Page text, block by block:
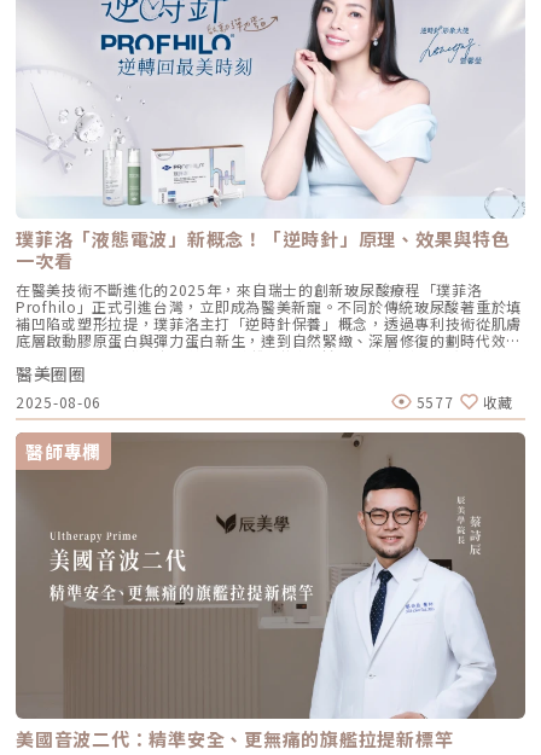
這就是為什麼它被暱稱為「液態電波」。電波是靠「熱能」刺激新生，而
Profhilo 是靠「生物分子信號」啟動新生。對於皮膚薄、怕痛或不適合高
能量儀器的客戶來說，這是一個非常理想的選擇。四、 蔡醫師的精準美
學：BAP 五點拉提點位解析施打 Profhilo 是一門藝術。我們採用國際標準
的 BAP（Bio Aesthetic Points）五點拉提打法，這五個點是避開重要血
管、精準對準臉部支撐結構的黃金位置： [1] 顴骨高點： 位於顴骨最突出的
地方，需離眼睛外側至少 2 公分。能像掛鉤一樣，為中臉提供向上向外的支
撐力。 [2] 鼻翼與瞳孔垂直線交界： 在鼻翼與耳廓之間畫出水平線，再從瞳
孔中線畫垂直線，兩線交交叉處作為注射點。能有效改善法令紋，飽滿面中
部。 [3] 耳廓下前緣： 位於耳廓下緣的前方約 1 公分處。是收緊臉部外側
輪廓、強化下頷線條的關鍵。 [4] 下頷嘴角交界： 在下巴中軸線的三分之一
處畫垂直線，再向唇角方向移動 1.5 公分。可以修飾木偶紋，改善嘴角下
垂。 [5] 下顎角前緣： 位於下顎角前側約 1 公分處。幫助拉緊腮幫子多餘
的鬆弛組織，讓下顎線條清晰。五、 哪些部位最適合 Profhilo 逆時針？
Profhilo 逆時針之所以能成為抗老界的寵兒，不僅是因為它的成分純淨，
更因為它解決了傳統醫美難以觸及的「盲區」。它不靠體積填充，而是透過
「液態拉皮」的概念，從根本提升肌膚彈性。以下四個部位是我在臨床運用
中最推薦的：1. 臉部液態拉皮：BAP 五點精準誘導這是 Profhilo 的核心應
用。與傳統玻尿酸增加臉部「厚重感」或「體積支撐」的邏輯完全不同，
Profhilo 本質上是液態拉皮。我們採用國際標準的 BAP（Bio Aesthetic
Points）五點注射法，這五個點是避開重要血管、精準將玻尿酸導入真皮層
的黃金位置： 顴骨高點：啟動中臉肌膚的生物重塑，優化張力。 鼻翼瞳孔
交界：透過提升肌膚彈力，自然弱化法令紋的視覺感。 耳廓下前緣：強化
臉部外側緊緻度，讓輪廓不再鬆垮。 下頷嘴角交界：改善嘴角周圍的鬆
弛，恢復皮膚原有的拉力。 下顎角前緣：誘導彈力蛋白新生，收緊下頷邊
緣的曲線。這五個點位並非用來「填充凹陷」，而是作為信號啟動點，讓玻
尿酸在皮下如水幕般擴散，誘導彈力蛋白大量新生，像是在皮下植入了一層
隱形的「彈力網」，讓下顎線與中臉自然回歸緊緻狀態。2. 火雞頸與橫向頸
紋：修復彈力纖維的救星頸部皮膚極薄，且缺乏支撐結構，老化多半是因為
彈力纖維斷裂。傳統填充型玻尿酸因為有化學交聯，施打後容易因重力或皮
膚過薄而產生凸起（毛毛蟲現象）。Profhilo 具備極佳的流動性，能均勻
滲透進頸部真皮層，不是填平皺紋，而是從底層重塑頸部肌膚的厚度與張
力，是目前改善頸部質感的首選。3. 手背（雞爪手）：重建真皮層的緊實度
雙手最容易因彈力蛋白流失而顯得乾癟、血管明顯。Profhilo 透過「非填
充」的方式，啟動手背肌膚的自我修復機制。它不僅是補水，更是透過生物
重塑增加組織的彈性與結構感，讓手背肌膚恢復細緻平滑，找回如少女般優
雅的肌膚張力。4. 口周細紋：自然軟化而不僵硬對於愛笑或年長客戶常見的
唇周紋，若使用傳統填充物，常會因為增加了體積而讓表情變得僵硬。
Profhilo 透過液態拉皮的原理，在不改變五官比例的前提下，誘導唇周肌
膚新生彈力蛋白，從底層「軟化」細小紋路，讓整個人看起來更加柔和、自
然。六、 蔡醫師的診間建議：如何規劃妳的「逆時針」計畫？在辰美學，
我們追求的是「長效且細膩」的美，而非瞬間的煙火式改變。針對初次接觸
Profhilo 逆時針 的客戶，我通常會建議以「週期性重塑」的方式來規劃妳
的專屬美學地圖：1. 基礎療程：建議至少進行 2 至 3 次為了達到最佳的彈
事https://answer-skincare.com/安瑟美膚整形外科診所
FBhttps://www.facebook.com/AnswerClinic安瑟美膚整形外科診所
IGhttps://www.instagram.com/aclinic.group/吳名倫醫師：Dr.Allen 整
形醫美體塑學苑https://www.facebook.com/drallenbody吳名倫醫師
IGhttps://www.instagram.com/psdr_allen/安瑟美膚整形外科診所地
址：臺北市大安區安和路一段113號2樓之1電話：（02）7709-9398
璞菲洛「液態電波」新概念！「逆時針」原理、效果與特色
一次看
在醫美技術不斷進化的2025年，來自瑞士的創新玻尿酸療程「璞菲洛
Profhilo」正式引進台灣，立即成為醫美新寵。不同於傳統玻尿酸著重於填
補凹陷或塑形拉提，璞菲洛主打「逆時針保養」概念，透過專利技術從肌膚
底層啟動膠原蛋白與彈力蛋白新生，達到自然緊緻、深層修復的劃時代效
果。 Profhilo更邀請郭台銘夫人曾馨瑩擔任形象大使，迅速成為市場焦
點。我們將帶你全面認識這項創新療程，從作用原理、五大特色到適合對象
與常見問題，一次搞懂「逆時針玻尿酸」的魅力！ 璞菲洛Profhilo是什
麼？ 璞菲洛是一項注射型玻尿酸產品，由瑞士IBSA研發，正式名稱為「高
低分子玻尿酸皮下植入劑」，在台灣獲得衛福部核准，俗稱為「逆時針」。
與傳統玻尿酸不同，璞菲洛不以填補凹陷為目的，而是透過生物重塑（bio-
remodeling）方式，喚醒肌膚自身的修復機能，促進膠原蛋白和彈力蛋白
的生成，達到自然緊緻與改善膚質的效果。璞菲洛Profhilo的五大特色璞菲
洛之所以能引發醫美界關注，主要在於它與傳統玻尿酸有著本質上的不同，
透過獨特技術從根本上改善肌膚狀態。以下是璞菲洛最突出的五大特色：1.
獨特「生物重塑」機制：啟動膠原與彈力蛋白再生璞菲洛的核心技術採用專
利高、低分子量玻尿酸複合配方，在不添加交聯劑的情況下，能刺激皮膚深
層的纖維母細胞、角質細胞和脂肪細胞，促使膠原蛋白和彈力蛋白大量新
生，從源頭改善肌膚鬆弛與老化問題。2. 全面改善膚況：不只填補，更提升
整體膚質有別於傳統玻尿酸的局部填充，璞菲洛注射後會均勻擴散至皮膚的
真皮層與皮下組織。這使得它能全面性地改善肌膚，包括： 提升肌膚緊實
度與彈性 深層補水、改善乾燥與粗糙 減少細紋、改善膚色不均3. 自然柔和
的效果：告別「饅化臉」璞菲洛的質地較輕盈、流動性高，主要作用提升肌
膚本身的飽滿度與光澤，而不是增加額外體積。因此，能帶來自然、柔和的
改善效果，避免了傳統填充劑可能導致的僵硬或「饅化」現象，讓你看起來
就像是膚況變好了，而不是動了手腳。4. 獨創 BAP 五點注射技術：療程更
舒適、更快速採用獨家的 BAP (Bio Aesthetic Points) 五點注射技術。醫師
只需在臉部兩側各選擇五個精準的生物美學點進行注射，就能讓玻尿酸均勻
擴散至全臉。這大大減少了注射的針數和疼痛感，也降低了術後瘀青和腫脹
醫美圈圈
2025-08-06 5577 收藏
醫師專欄
美國音波二代：精準安全、更無痛的旗艦拉提新標竿